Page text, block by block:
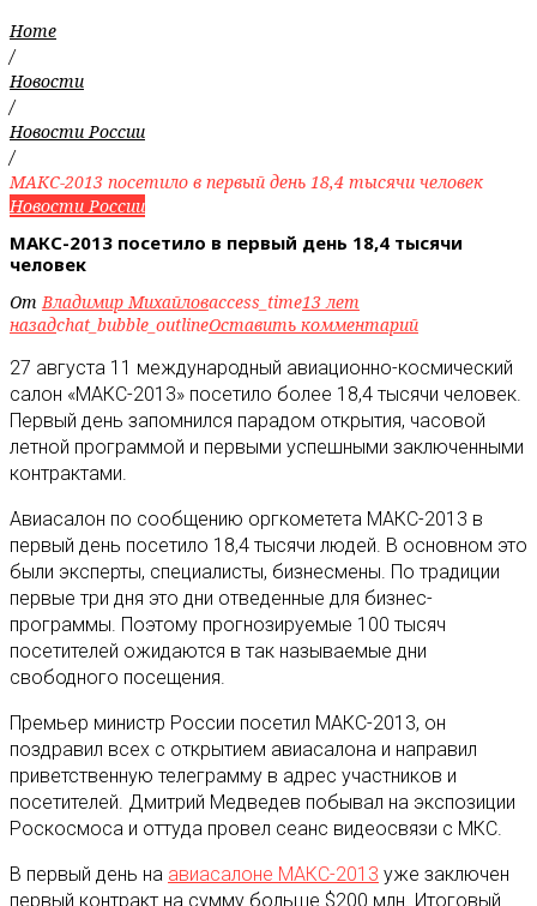
Home
/
Новости
/
Новости России
/
МАКС-2013 посетило в первый день 18,4 тысячи человек
Новости России
МАКС-2013 посетило в первый день 18,4 тысячи
человек
ОтВладимир Михайловaccess_time13 лет
назадchat_bubble_outlineОставить комментарий
27 августа 11 международный авиационно-космический
салон «МАКС-2013» посетило более 18,4 тысячи человек.
Первый день запомнился парадом открытия, часовой
летной программой и первыми успешными заключенными
контрактами.
Авиасалон по сообщению оргкометета МАКС-2013 в
первый день посетило 18,4 тысячи людей. В основном это
были эксперты, специалисты, бизнесмены. По традиции
первые три дня это дни отведенные для бизнес-
программы. Поэтому прогнозируемые 100 тысяч
посетителей ожидаются в так называемые дни
свободного посещения.
Премьер министр России посетил МАКС-2013, он
поздравил всех с открытием авиасалона и направил
приветственную телеграмму в адрес участников и
посетителей. Дмитрий Медведев побывал на экспозиции
Роскосмоса и оттуда провел сеанс видеосвязи с МКС.
В первый день на авиасалоне МАКС-2013 уже заключен
первый контракт на сумму больше $200 млн. Итоговый